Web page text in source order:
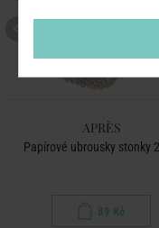
APRÈS
Papírové ubrousky stonky
89 Kč